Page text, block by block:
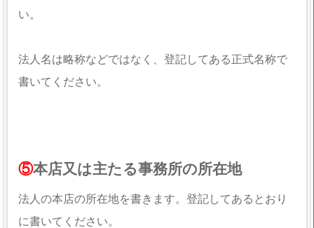
い。
法人名は略称などではなく、登記してある正式名称で
書いてください。
⑤本店又は主たる事務所の所在地
法人の本店の所在地を書きます。登記してあるとおり
に書いてください。